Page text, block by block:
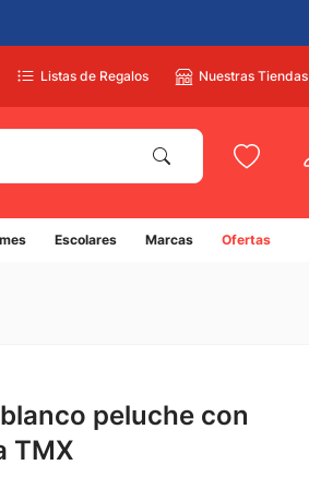
Listas de Regalos Nuestras Tiendas
Escolares Marcas Ofertas
peluche con
TMX